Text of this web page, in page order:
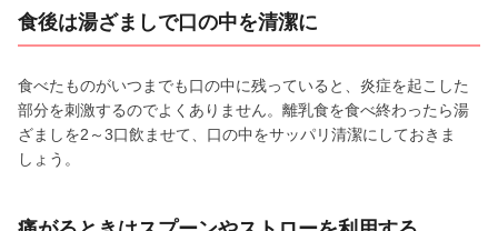
食後は湯ざましで口の中を清潔に
食べたものがいつまでも口の中に残っていると、炎症を起こした
部分を刺激するのでよくありません。離乳食を食べ終わったら湯
ざましを2～3口飲ませて、口の中をサッパリ清潔にしておきま
しょう。